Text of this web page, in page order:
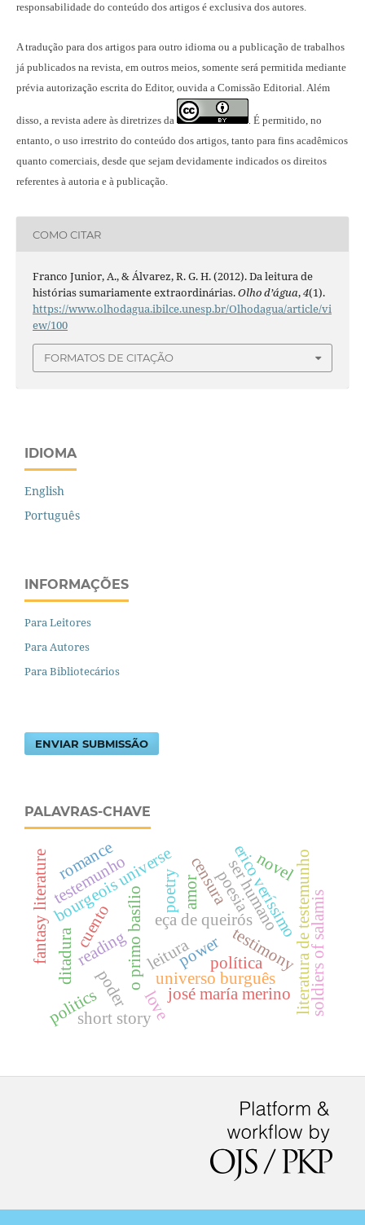
responsabilidade do conteúdo dos artigos é exclusiva dos autores.
A tradução para dos artigos para outro idioma ou a publicação de trabalhos
já publicados na revista, em outros meios, somente será permitida mediante
prévia autorização escrita do Editor, ouvida a Comissão Editorial. Além
disso, a revista adere às diretrizes da
É permitido, no
entanto, o uso irrestrito do conteúdo dos artigos, tanto para fins acadêmicos
quanto comerciais, desde que sejam devidamente indicados os direitos
referentes à autoria e à publicação.
COMO CITAR
Franco Junior, A., & Álvarez, R. G. H. (2012). Da leitura de
histórias sumariamente extraordinárias.Olho d’água,4(1).
https://www.olhodagua.ibilce.unesp.br/Olhodagua/article/vi
ew/100
FORMATOS DE CITAÇÃO
IDIOMA
English
Português
INFORMAÇÕES
Para Leitores
Para Autores
Para Bibliotecários
ENVIAR SUBMISSÃO
PALAVRAS-CHAVE
eça de queirós
leitura
o primo basílio
poder universo burguês
bourgeois universe
power
reading
amor poesia
ser humano
love
poetry
cuento
josé maría merino
fantasy literature
short story
ditadura literatura de testemunho
testemunho
testimonysoldiers of salamis
censuraerico veríssimo
política
romance novel
politics